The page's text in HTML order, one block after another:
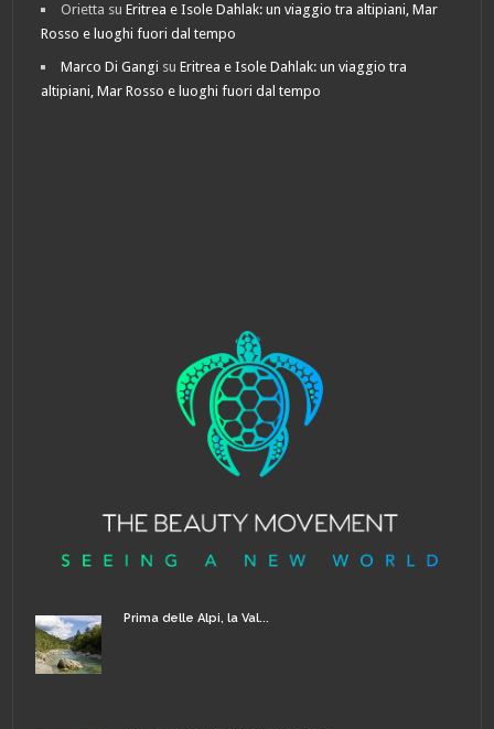
Orietta suEritrea e Isole Dahlak: un viaggio tra altipiani, Mar
Rosso e luoghi fuori dal tempo
Marco Di Gangi suEritrea e Isole Dahlak: un viaggio tra
altipiani, Mar Rosso e luoghi fuori dal tempo
Prima delle Alpi, la Val...